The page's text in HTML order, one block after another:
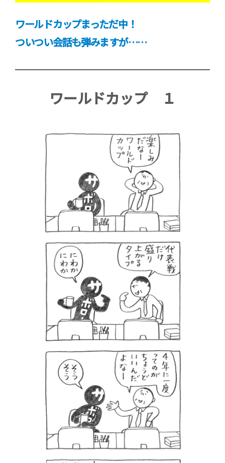
ワールドカップまっただ中！
ついつい会話も弾みますが……
ワールドカップ １